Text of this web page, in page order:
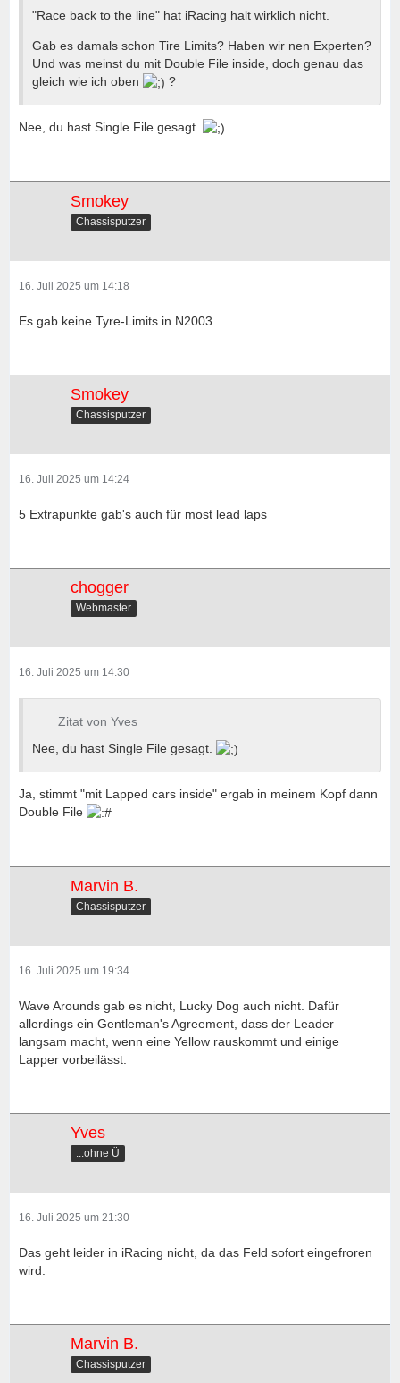
"Race back to the line" hat iRacing halt wirklich nicht.
Gab es damals schon Tire Limits? Haben wir nen Experten?
Und was meinst du mit Double File inside, doch genau das
gleich wie ich oben
?
Nee, du hast Single File gesagt.
Smokey
Chassisputzer
16. Juli 2025 um 14:18
Es gab keine Tyre-Limits in N2003
Smokey
Chassisputzer
16. Juli 2025 um 14:24
5 Extrapunkte gab's auch für most lead laps
chogger
Webmaster
16. Juli 2025 um 14:30
Zitat von Yves
Nee, du hast Single File gesagt.
Ja, stimmt "mit Lapped cars inside" ergab in meinem Kopf dann
Double File
Marvin B.
Chassisputzer
16. Juli 2025 um 19:34
Wave Arounds gab es nicht, Lucky Dog auch nicht. Dafür
allerdings ein Gentleman's Agreement, dass der Leader
langsam macht, wenn eine Yellow rauskommt und einige
Lapper vorbeilässt.
Yves
...ohne Ü
16. Juli 2025 um 21:30
Das geht leider in iRacing nicht, da das Feld sofort eingefroren
wird.
Marvin B.
Chassisputzer